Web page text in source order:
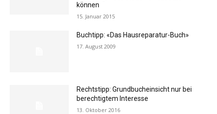
können
15. Januar 2015
Buchtipp: «Das Hausreparatur-Buch»
17. August 2009
Rechtstipp: Grundbucheinsicht nur bei
berechtigtem Interesse
13. Oktober 2016